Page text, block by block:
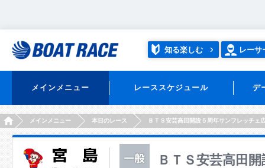
知る楽しむ レーサ
メインメニュー レーススケジュール デ
HOMEメインメニュー 本日のレース ＢＴＳ安芸高田開設５周年サンフレッチェ
ＢＴＳ安芸高田